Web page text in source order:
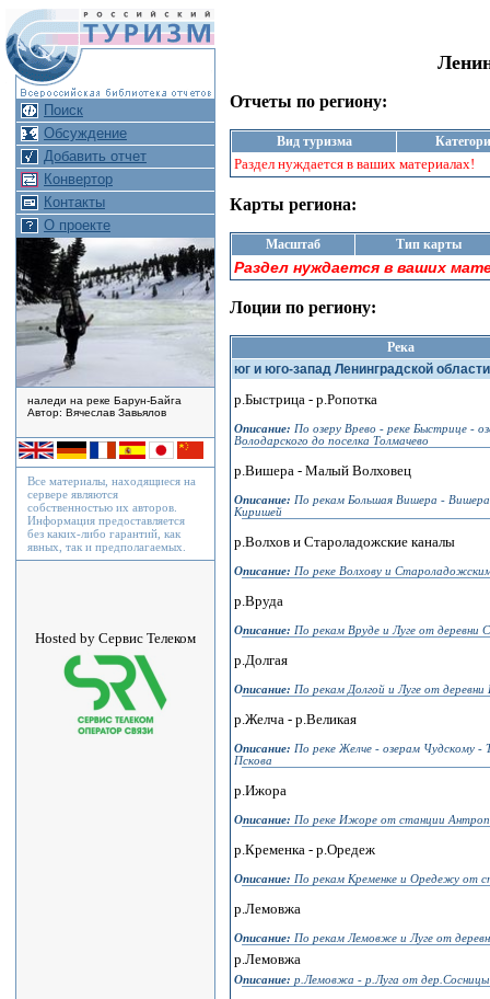
Поиск
Обсуждение
Добавить отчет
Конвертор
Контакты
О проекте
наледи на реке Барун-Байга
Автор: Вячеслав Завьялов
Все материалы, находящиеся на
сервере являются
собственностью их авторов.
Информация предоставляется
без каких-либо гарантий, как
явных, так и предполагаемых.
Hosted by Сервис Телеком
Отчеты по региону:
Вид туризма
Раздел нуждается в ваших материалах!
Карты региона:
Масштаб Тип карты
Раздел нуждается в ваших
Лоции по региону:
Река
юг и юго-запад Ленинградской области
р.Быстрица - р.Ропотка
Описание: По озеру Врево - реке Быстрице -
Володарского до поселка Толмачево
р.Вишера - Малый Волховец
Описание: По рекам Большая Вишера -
Киришей
р.Волхов и Староладожские каналы
Описание: По реке Волхову и
р.Вруда
Описание: По рекам Вруде и Луге от деревни
р.Долгая
Описание: По рекам Долгой и Луге от деревни
р.Желча - р.Великая
Описание: По реке Желче - озерам Чудскому -
Пскова
р.Ижора
Описание: По реке Ижоре от станции
р.Кременка - р.Оредеж
Описание: По рекам Кременке и Оредежу от
р.Лемовжа
Описание: По рекам Лемовже и Луге от
р.Лемовжа
Описание: р.Лемовжа - р.Луга от дер.Сосницы